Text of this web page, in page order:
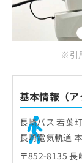
※引
基本情報（ア
長崎バス 若葉
長崎電気軌道
〒852-8135 長